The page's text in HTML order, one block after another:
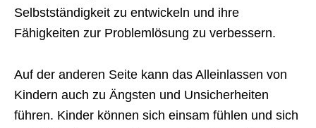
Selbstständigkeit zu entwickeln und ihre
Fähigkeiten zur Problemlösung zu verbessern.
Auf der anderen Seite kann das Alleinlassen von
Kindern auch zu Ängsten und Unsicherheiten
führen. Kinder können sich einsam fühlen und sich